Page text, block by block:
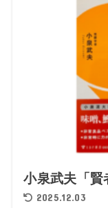
小泉武夫「賢
2025.12.03